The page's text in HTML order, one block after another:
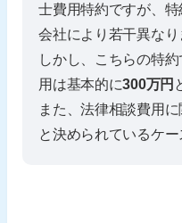
士費用特約ですが、
会社により若干異なり
しかし、こちらの特
用は基本的に300万円
また、法律相談費用
と決められているケー